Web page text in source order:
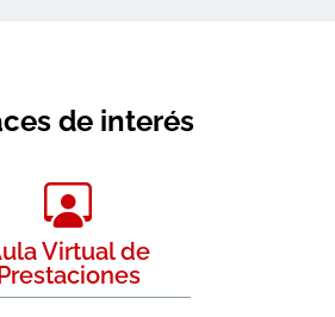
de interés
Virtual de